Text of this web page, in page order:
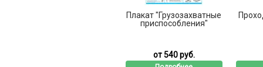
Плакат "Грузозахватные
приспособления"
от 540 руб.